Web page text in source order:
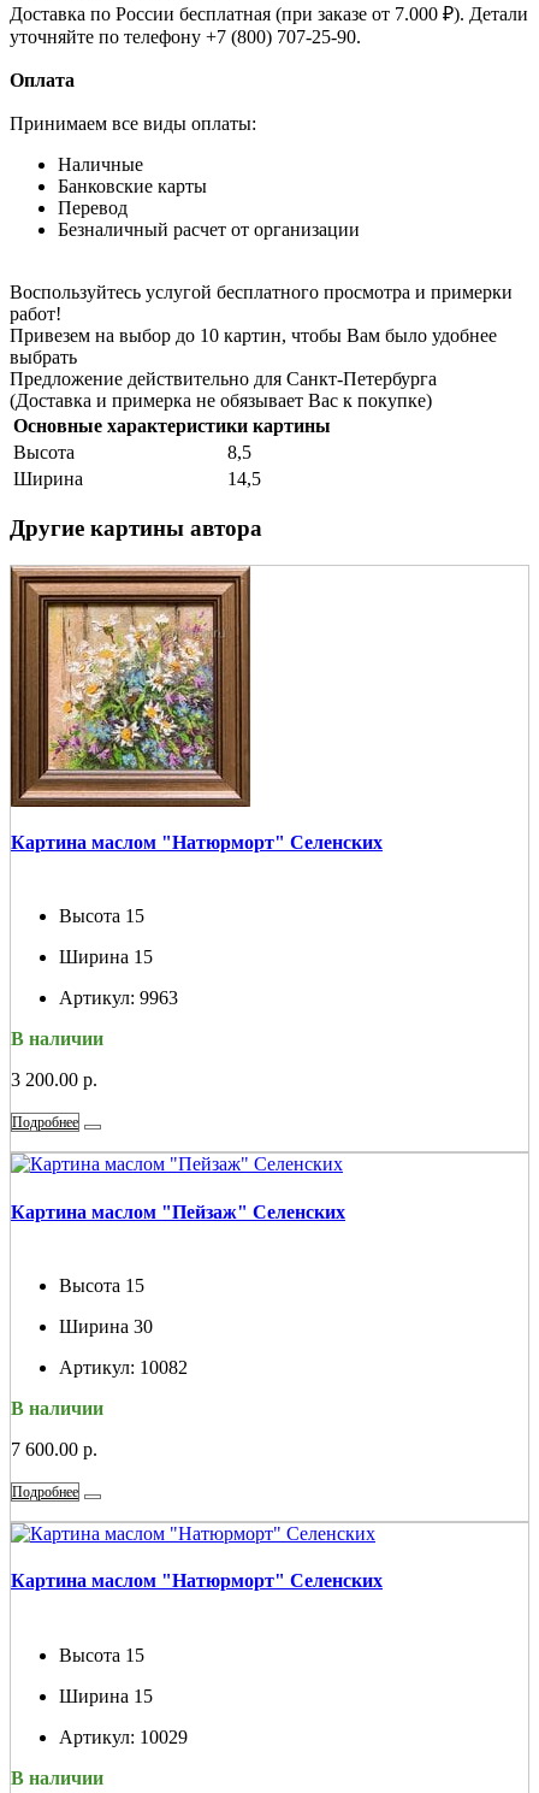
Доставка по России бесплатная (при заказе от 7.000 ₽). Детали
уточняйте по телефону +7 (800) 707-25-90.
Оплата
Принимаем все виды оплаты:
Наличные
Банковские карты
Перевод
Безналичный расчет от организации
Воспользуйтесь услугой бесплатного просмотра и примерки
работ!
Привезем на выбор до 10 картин, чтобы Вам было удобнее
выбрать
Предложение действительно для Санкт-Петербурга
(Доставка и примерка не обязывает Вас к покупке)
Основные характеристики картины
Высота
8,5
Ширина
14,5
Другие картины автора
Картина маслом "Натюрморт" Селенских
Высота 15
Ширина 15
Артикул: 9963
В наличии
3 200.00 р.
Подробнее
Картина маслом "Пейзаж" Селенских
Высота 15
Ширина 30
Артикул: 10082
В наличии
7 600.00 р.
Подробнее
Картина маслом "Натюрморт" Селенских
Высота 15
Ширина 15
Артикул: 10029
В наличии